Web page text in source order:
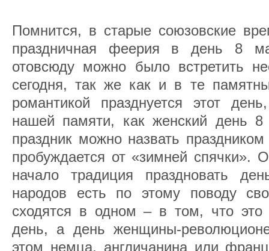
Помнится, в старые союзовские
праздничная феерия в день 8
отовсюду можно было встретить
сегодня, так же как и в те
романтикой празднуется этот
нашей памяти, как женский день
праздник можно назвать
пробуждается от «зимней спячки».
начало традиция праздновать
народов есть по этому поводу
сходятся в одном – в том, что это
день, а день женщины-
этом немца, англичанина или